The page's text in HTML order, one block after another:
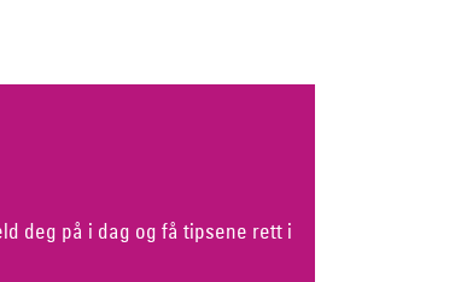
deg på i dag og få tipsene rett i